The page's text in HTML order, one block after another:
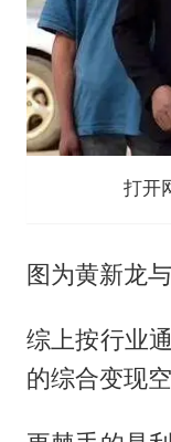
打开
图为黄新龙
综上按行业
的综合变现